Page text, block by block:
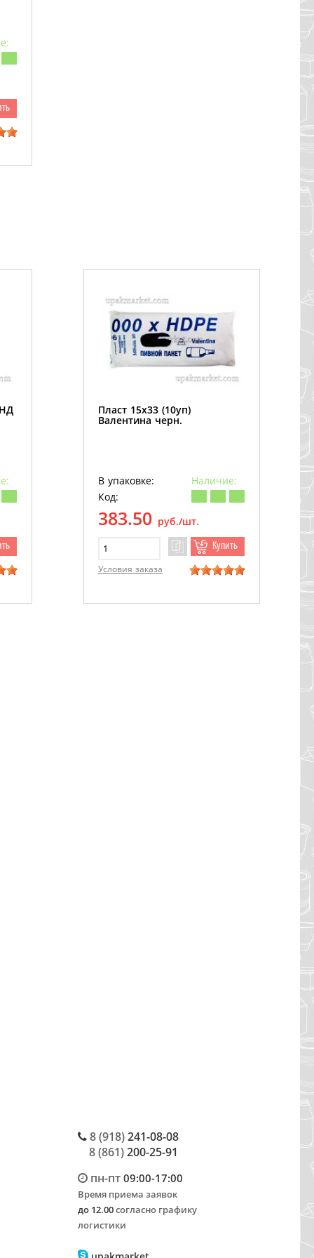
Пласт 15х33 (10уп)
Валентина черн.
В упаковке:
Наличие:
Код:
383.50 руб./шт.
Купить
Условия заказа
8 (918)241-08-08
8 (861)200-25-91
пн-пт09:00-17:00
Время приема заявок
до 12.00согласно графику
логистики